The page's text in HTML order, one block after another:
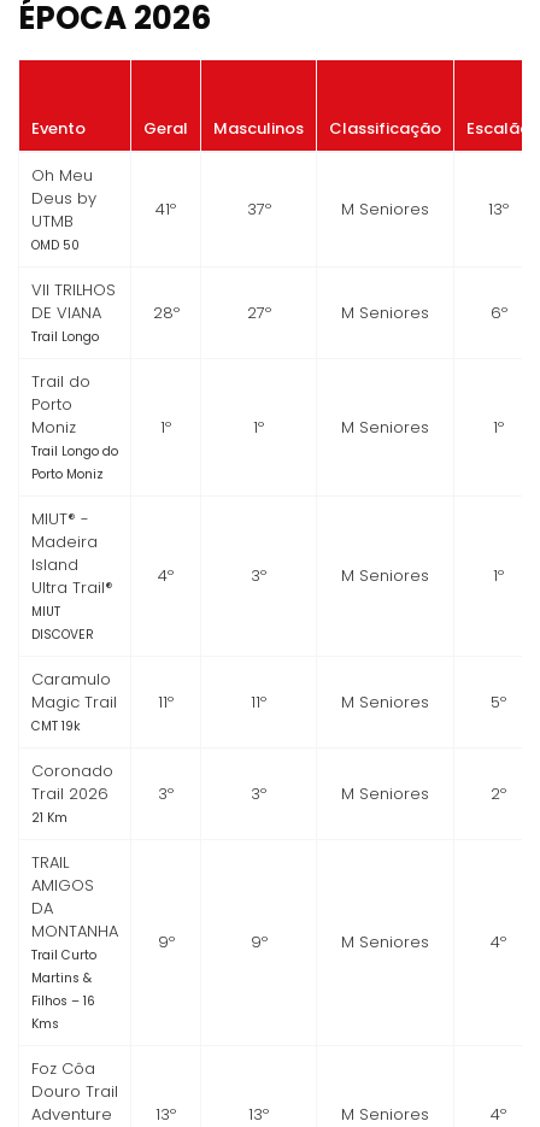
ÉPOCA 2026
Evento Geral Masculinos Classificação Escalão
Oh Meu
Deus by
UTMB
OMD 50
41º 37º M Seniores 13º
VII TRILHOS
DE VIANA
Trail Longo
28º 27º M Seniores 6º
Trail do
Porto
Moniz
Trail Longo do
Porto Moniz
1º 1º M Seniores 1º
MIUT® -
Madeira
Island
Ultra Trail®
MIUT
DISCOVER
4º 3º M Seniores 1º
Caramulo
Magic Trail
CMT 19k
11º 11º M Seniores 5º
Coronado
Trail 2026
21 Km
3º 3º M Seniores 2º
TRAIL
AMIGOS
DA
MONTANHA
Trail Curto
Martins &
Filhos – 16
Kms
9º 9º M Seniores 4º
Foz Côa
Douro Trail
Adventure
13º 13º M Seniores 4º